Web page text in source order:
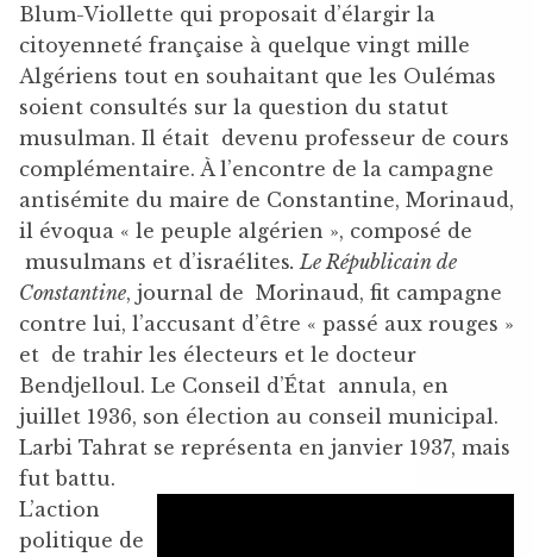
Blum-Viollette qui proposait d’élargir la
citoyenneté française à quelque vingt mille
Algériens tout en souhaitant que les Oulémas
soient consultés sur la question du statut
musulman. Il était devenu professeur de cours
complémentaire. À l’encontre de la campagne
antisémite du maire de Constantine, Morinaud,
il évoqua « le peuple algérien », composé de
musulmans et d’israélites. Le Républicain de
Constantine, journal de Morinaud, fit campagne
contre lui, l’accusant d’être « passé aux rouges »
et de trahir les électeurs et le docteur
Bendjelloul. Le Conseil d’État annula, en
juillet 1936, son élection au conseil municipal.
Larbi Tahrat se représenta en janvier 1937, mais
fut battu.
L’action
politique de